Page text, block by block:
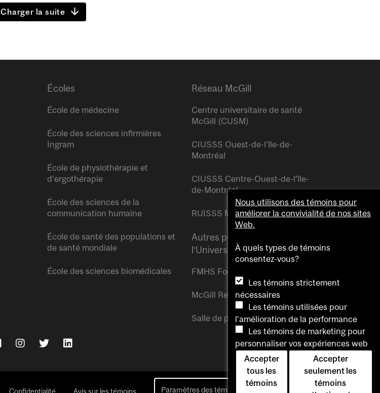
Charger la suite
Écoles
École de médecine
École des sciences infirmières
Ingram
École de physiothérapie et
d’ergothérapie
École des sciences de la
communication humaine
École de santé des populations et
de santé mondiale
École des sciences biomédicales
Réseau McGill
Centre universitaire de santé
McGill (CUSM)
CIUSSS Ouest-de-l’île-de-
Montréal
CIUSSS Centre-Ouest-de-l’île-
de-Montréal
RUISSS McGill
Autres publications de
l’Université McGill
FMHS Focus
McGill Reporter
Salle de presse McGill
Confidentialité Avis sur les témoins Paramètres des témoins Pour nous joindre
Nous utilisons des témoins pour
améliorer la convivialité de nos sites
Web.
À quels types de témoins
consentez-vous?
Les témoins strictement
nécessaires
Les témoins utilisées pour
l'amélioration de la performance
Les témoins de marketing pour
personnaliser vos expériences web
Accepter
tous les
témoins
Accepter
seulement les
témoins